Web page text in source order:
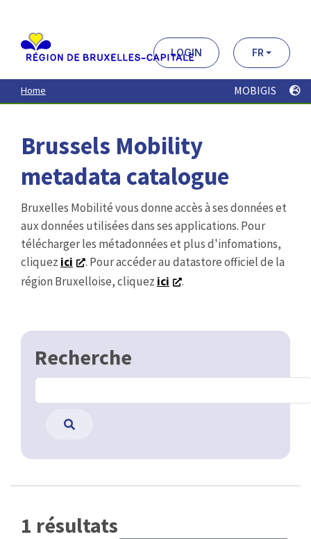
contenu
principal
LOGIN FR
Home MOBIGIS
Brussels Mobility
metadata catalogue
Bruxelles Mobilité vous donne accès à ses données et
aux données utilisées dans ses applications. Pour
télécharger les métadonnées et plus d'infomations,
cliquez ici
. Pour accéder au datastore officiel de la
région Bruxelloise, cliquez ici .
Recherche
1 résultats